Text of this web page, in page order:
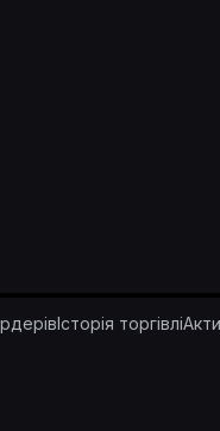
Історія торгівлі